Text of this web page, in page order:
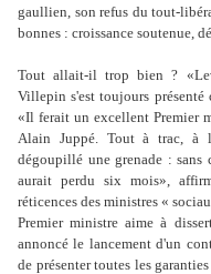
gaullien, son refus du tout-
bonnes : croissance soutenue,
Tout allait-il trop bien ?
Villepin s'est toujours présenté
«Il ferait un excellent Premier
Alain Juppé. Tout à trac, à
dégoupillé une grenade : sans
aurait perdu six mois»,
réticences des ministres «
Premier ministre aime à
annoncé le lancement d'un
de présenter toutes les